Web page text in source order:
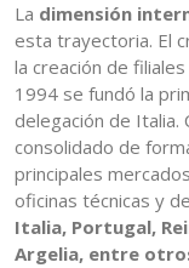
La dimensión
esta trayectoria. El
la creación de
1994 se fundó la
delegación de Italia.
consolidado de
principales
oficinas técnicas y
Italia, Portugal,
Argelia, entre